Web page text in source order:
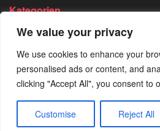
We value your privacy
We use cookies to enhance your
personalised ads or content, and
clicking "Accept All", you consent to
Customise Reject All
Kategorien
Angeln
Bushcraft
Camping
Jagen
Survival
Trekking
Von Der
Redaktion